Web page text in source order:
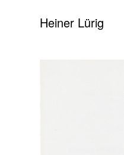
Heiner Lürig